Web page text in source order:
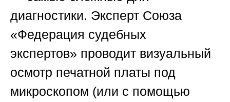
диагностики. Эксперт Союза
«Федерация судебных
экспертов» проводит визуальный
осмотр печатной платы под
микроскопом (или с помощью